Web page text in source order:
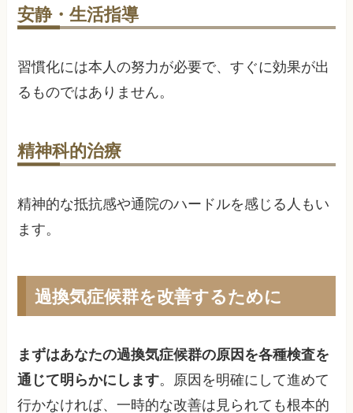
安静・生活指導
習慣化には本人の努力が必要で、すぐに効果が出
るものではありません。
精神科的治療
精神的な抵抗感や通院のハードルを感じる人もい
ます。
過換気症候群を改善するために
まずはあなたの過換気症候群の原因を各種検査を
通じて明らかにします。原因を明確にして進めて
行かなければ、一時的な改善は見られても根本的